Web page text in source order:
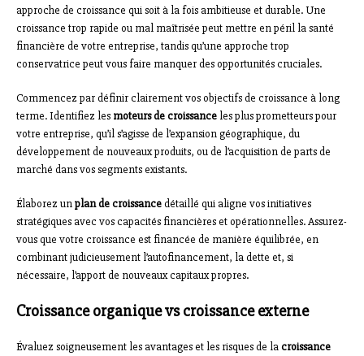
approche de croissance qui soit à la fois ambitieuse et durable. Une
croissance trop rapide ou mal maîtrisée peut mettre en péril la santé
financière de votre entreprise, tandis qu’une approche trop
conservatrice peut vous faire manquer des opportunités cruciales.
Commencez par définir clairement vos objectifs de croissance à long
terme. Identifiez les moteurs de croissance les plus prometteurs pour
votre entreprise, qu’il s’agisse de l’expansion géographique, du
développement de nouveaux produits, ou de l’acquisition de parts de
marché dans vos segments existants.
Élaborez unplan de croissancedétaillé qui aligne vos initiatives
stratégiques avec vos capacités financières et opérationnelles. Assurez-
vous que votre croissance est financée de manière équilibrée, en
combinant judicieusement l’autofinancement, la dette et, si
nécessaire, l’apport de nouveaux capitaux propres.
Croissance organique vs croissance externe
Évaluez soigneusement les avantages et les risques de lacroissance